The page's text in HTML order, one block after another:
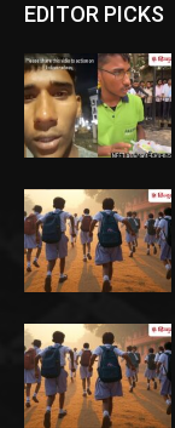
EDITOR PICKS